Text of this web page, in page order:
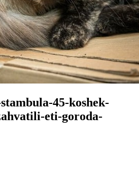
45-koshek-
eti-goroda-